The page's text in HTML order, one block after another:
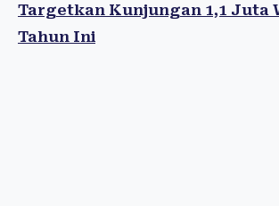
Targetkan Kunjungan 1,1 Juta
Tahun Ini